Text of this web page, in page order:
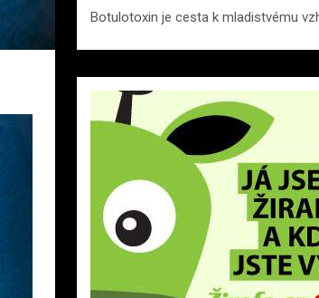
Botulotoxin je cesta k mladistvému